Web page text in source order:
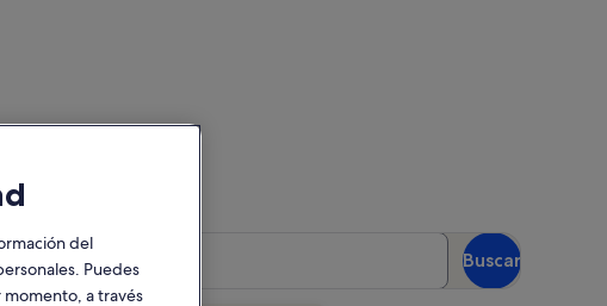
para ver la disponibilidad
Huéspedes
2 huéspedes
Buscar
del
Puedes
a través